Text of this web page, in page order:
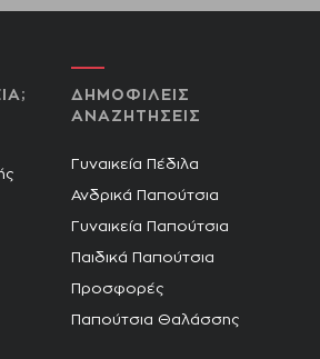
ΔΗΜΟΦΙΛΕΙΣ
ΑΝΑΖΗΤΗΣΕΙΣ
Γυναικεία Πέδιλα
Ανδρικά Παπούτσια
Γυναικεία Παπούτσια
Παιδικά Παπούτσια
Προσφορές
Παπούτσια Θαλάσσης